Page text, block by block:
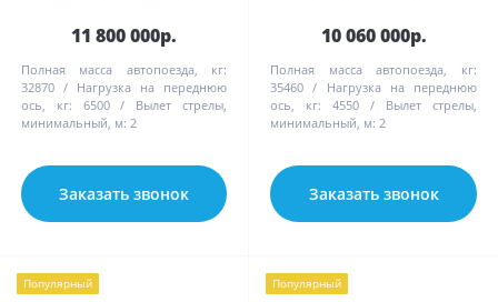
11 800 000р.
Полная масса автопоезда, кг:
32870
Нагрузка на переднюю
ось, кг:
6500
Вылет стрелы,
минимальный, м: 2
Заказать звонок
10 060 000р.
Полная масса автопоезда, кг:
35460
Нагрузка на переднюю
ось, кг:
4550
Вылет стрелы,
минимальный, м: 2
Заказать звонок
Популярный Популярный